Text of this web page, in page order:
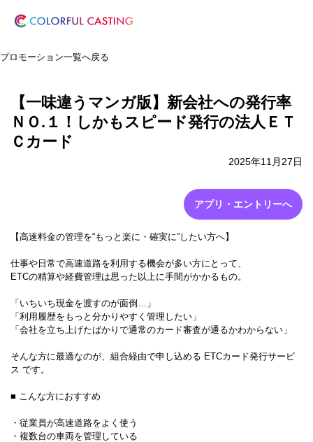
プロモーション一覧へ戻る
【一味違うマンガ版】新会社への発行率
ＮＯ.１！しかもスピード発行の法人ＥＴ
Ｃカード
2025年11月27日
アプリ・エントリーへ
【高速料金の管理を“もっと楽に・確実に”したい方へ】
仕事や日常で高速道路を利用する機会が多い方にとって、
ETCの精算や経費管理は思った以上に手間がかかるもの。
「いちいち現金を渡すのが面倒…」
「利用履歴をもっと分かりやすく管理したい」
「会社を立ち上げたばかりで通常のカード審査が通るかわからない」
そんな方に最適なのが、組合経由で申し込める ETCカード発行サービ
ス です。
■ こんな方におすすめ
・従業員が高速道路をよく使う
・複数台の車両を管理している